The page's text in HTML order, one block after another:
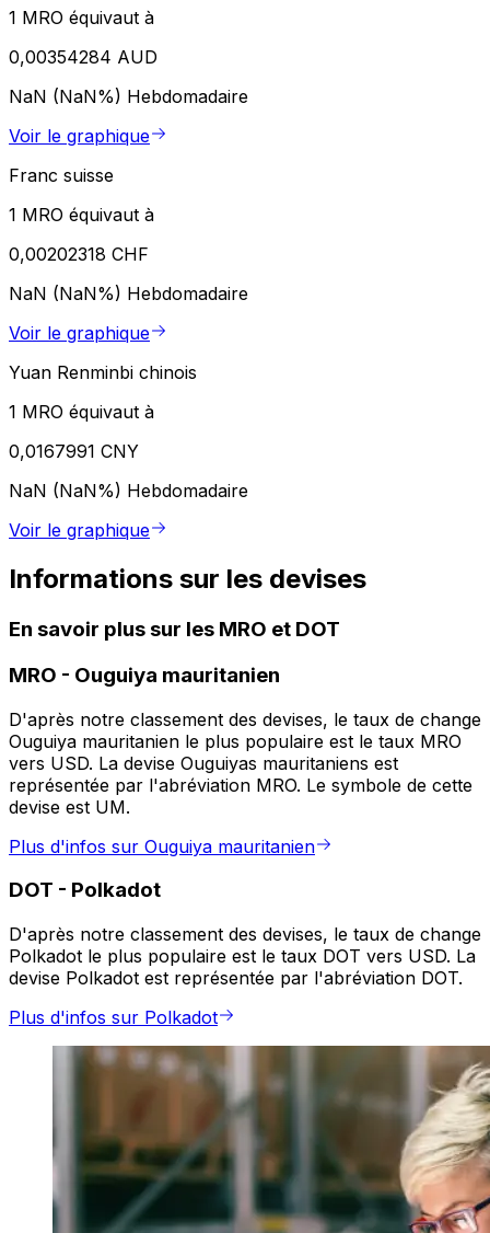
1 MRO équivaut à
0,00354284 AUD
NaN (NaN%) Hebdomadaire
Voir le graphique
Franc suisse
1 MRO équivaut à
0,00202318 CHF
NaN (NaN%) Hebdomadaire
Voir le graphique
Yuan Renminbi chinois
1 MRO équivaut à
0,0167991 CNY
NaN (NaN%) Hebdomadaire
Voir le graphique
Informations sur les devises
En savoir plus sur les MRO et DOT
MRO - Ouguiya mauritanien
D'après notre classement des devises, le taux de change
Ouguiya mauritanien le plus populaire est le taux MRO
vers USD. La devise Ouguiyas mauritaniens est
représentée par l'abréviation MRO. Le symbole de cette
devise est UM.
Plus d'infos sur Ouguiya mauritanien
DOT - Polkadot
D'après notre classement des devises, le taux de change
Polkadot le plus populaire est le taux DOT vers USD. La
devise Polkadot est représentée par l'abréviation DOT.
Plus d'infos sur Polkadot